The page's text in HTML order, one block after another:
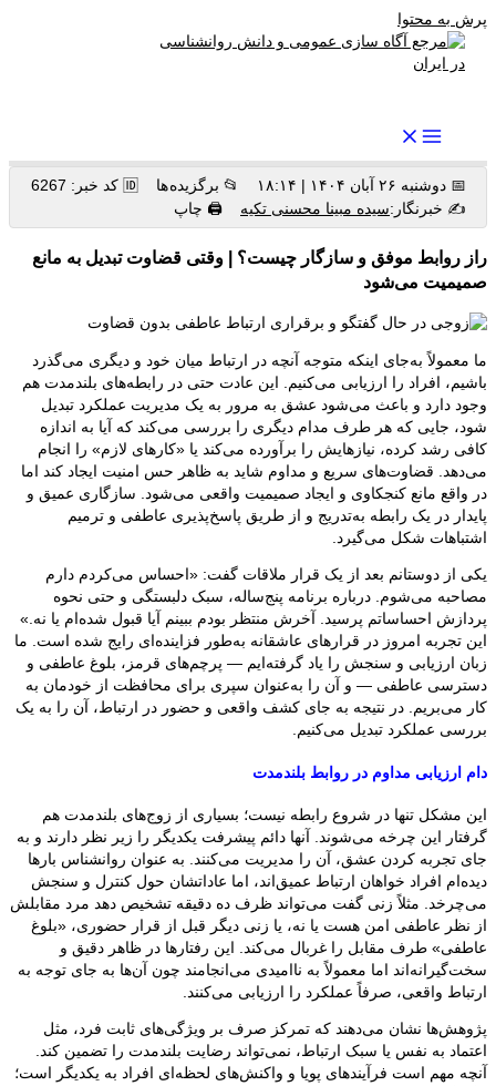
پرش به محتوا
📅 دوشنبه ۲۶ آبان ۱۴۰۴ | ۱۸:۱۴ 📂 برگزیده ها
🆔 کد خبر: 6267
✍️ خبرنگار:سیده مبینا محسنی تکیه 🖨 چاپ
راز روابط موفق و سازگار چیست؟ | وقتی قضاوت تبدیل به مانع
صمیمیت می‌شود
ما معمولاً به‌جای اینکه متوجه آنچه در ارتباط میان خود و دیگری می‌گذرد
باشیم، افراد را ارزیابی می‌کنیم. این عادت حتی در رابطه‌های بلندمدت هم
وجود دارد و باعث می‌شود عشق به مرور به یک مدیریت عملکرد تبدیل
شود، جایی که هر طرف مدام دیگری را بررسی می‌کند که آیا به اندازه
کافی رشد کرده، نیازهایش را برآورده می‌کند یا «کارهای لازم» را انجام
می‌دهد. قضاوت‌های سریع و مداوم شاید به ظاهر حس امنیت ایجاد کند اما
در واقع مانع کنجکاوی و ایجاد صمیمیت واقعی می‌شود. سازگاری عمیق و
پایدار در یک رابطه به‌تدریج و از طریق پاسخ‌پذیری عاطفی و ترمیم
اشتباهات شکل می‌گیرد.
یکی از دوستانم بعد از یک قرار ملاقات گفت: «احساس می‌کردم دارم
مصاحبه می‌شوم. درباره برنامه پنج‌ساله، سبک دلبستگی و حتی نحوه
پردازش احساساتم پرسید. آخرش منتظر بودم ببینم آیا قبول شده‌ام یا نه.»
این تجربه امروز در قرارهای عاشقانه به‌طور فزاینده‌ای رایج شده است. ما
زبان ارزیابی و سنجش را یاد گرفته‌ایم — پرچم‌های قرمز، بلوغ عاطفی و
دسترسی عاطفی — و آن را به‌عنوان سپری برای محافظت از خودمان به
کار می‌بریم. در نتیجه به جای کشف واقعی و حضور در ارتباط، آن را به یک
بررسی عملکرد تبدیل می‌کنیم.
دام ارزیابی مداوم در روابط بلندمدت
این مشکل تنها در شروع رابطه نیست؛ بسیاری از زوج‌های بلندمدت هم
گرفتار این چرخه می‌شوند. آنها دائم پیشرفت یکدیگر را زیر نظر دارند و به
جای تجربه کردن عشق، آن را مدیریت می‌کنند. به عنوان روانشناس بارها
دیده‌ام افراد خواهان ارتباط عمیق‌اند، اما عاداتشان حول کنترل و سنجش
می‌چرخد. مثلاً زنی گفت می‌تواند ظرف ده دقیقه تشخیص دهد مرد مقابلش
از نظر عاطفی امن هست یا نه، یا زنی دیگر قبل از قرار حضوری، «بلوغ
عاطفی» طرف مقابل را غربال می‌کند. این رفتارها در ظاهر دقیق و
سخت‌گیرانه‌اند اما معمولاً به ناامیدی می‌انجامند چون آن‌ها به جای توجه به
ارتباط واقعی، صرفاً عملکرد را ارزیابی می‌کنند.
پژوهش‌ها نشان می‌دهند که تمرکز صرف بر ویژگی‌های ثابت فرد، مثل
اعتماد به نفس یا سبک ارتباط، نمی‌تواند رضایت بلندمدت را تضمین کند.
آنچه مهم است فرآیندهای پویا و واکنش‌های لحظه‌ای افراد به یکدیگر است؛